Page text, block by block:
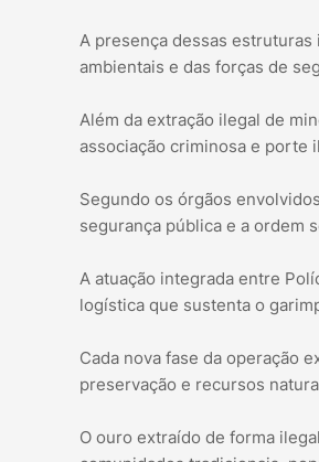
A presença dessas
ambientais e das forças de
Além da extração ilegal de
associação criminosa e porte
Segundo os órgãos
segurança pública e a ordem
A atuação integrada entre
logística que sustenta o
Cada nova fase da operação
preservação e recursos
O ouro extraído de forma